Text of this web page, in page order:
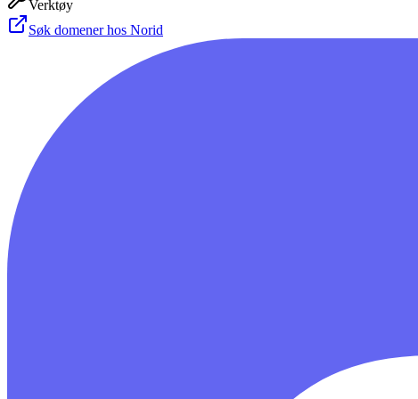
Verktøy
Søk domener hos Norid